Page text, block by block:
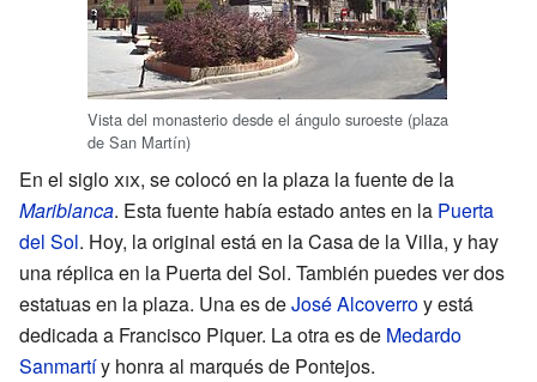
Vista del monasterio desde el ángulo suroeste (plaza
de San Martín)
En el sigloxix, se colocó en la plaza la fuente de la
Mariblanca. Esta fuente había estado antes en la Puerta
del Sol. Hoy, la original está en la Casa de la Villa, y hay
una réplica en la Puerta del Sol. También puedes ver dos
estatuas en la plaza. Una es deJosé Alcoverroy está
dedicada a Francisco Piquer. La otra es de Medardo
Sanmartíy honra al marqués de Pontejos.